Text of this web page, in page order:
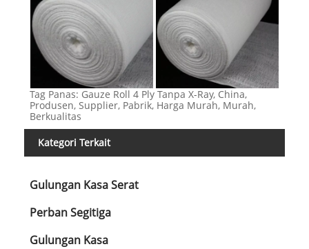
Tag Panas: Gauze Roll 4 Ply Tanpa X-Ray, China,
Produsen, Supplier, Pabrik, Harga Murah, Murah,
Berkualitas
Kategori Terkait
Gulungan Kasa Serat
Perban Segitiga
Gulungan Kasa